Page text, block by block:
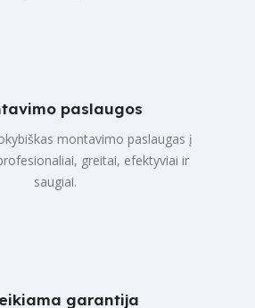
paslaugos
montavimo paslaugas į
greitai, efektyviai ir
saugiai.
garantija